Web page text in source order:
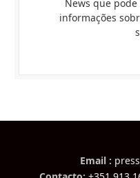
News que
informações
Email :